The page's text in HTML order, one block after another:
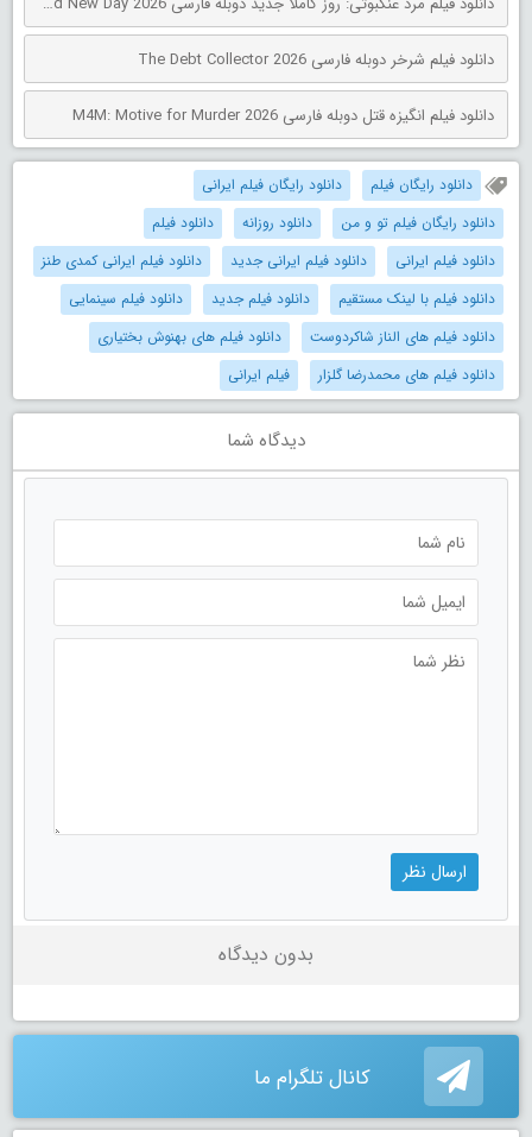
دانلود فیلم شرخر دوبله فارسی The Debt Collector 2026
دانلود فیلم انگیزه قتل دوبله فارسی M4M: Motive for Murder 2026
دانلود رایگان فیلم
دانلود رایگان فیلم ایرانی
دانلود رایگان فیلم تو و من
دانلود روزانه
دانلود فیلم
دانلود فیلم ایرانی
دانلود فیلم ایرانی جدید
دانلود فیلم ایرانی کمدی طنز
دانلود فیلم با لینک مستقیم
دانلود فیلم جدید
دانلود فیلم سینمایی
دانلود فیلم های الناز شاکردوست
دانلود فیلم های بهنوش بختیاری
دانلود فیلم های محمدرضا گلزار
فیلم ایرانی
دیدگاه شما
بدون دیدگاه
کانال تلگرام ما